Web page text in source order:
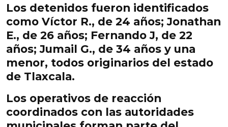
Los detenidos fueron identificados
como Víctor R., de 24 años; Jonathan
E., de 26 años; Fernando J, de 22
años; Jumail G., de 34 años y una
menor, todos originarios del estado
de Tlaxcala.
Los operativos de reacción
coordinados con las autoridades